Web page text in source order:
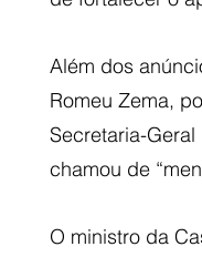
Além dos
Romeu Zema,
Secretaria-
chamou de
O ministro da